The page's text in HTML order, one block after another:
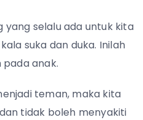
yang selalu ada untuk kita
suka dan duka. Inilah
anak.
teman, maka kita
tidak boleh menyakiti